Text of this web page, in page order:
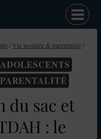
/ Vie scolaire & parentalité /
du sac et
: le